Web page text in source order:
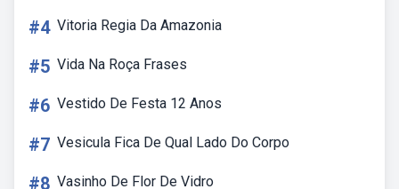
#4 Vitoria Regia Da Amazonia
#5 Vida Na Roça Frases
#6 Vestido De Festa 12 Anos
#7 Vesicula Fica De Qual Lado Do Corpo
#8 Vasinho De Flor De Vidro